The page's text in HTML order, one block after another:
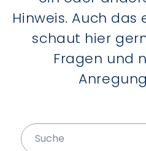
Hinweis. Auch
schaut hier
Fragen und